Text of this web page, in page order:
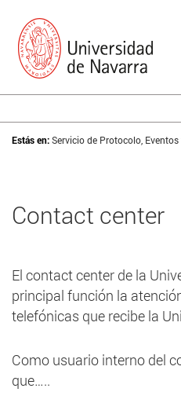
Estás en:Servicio de Protocolo,
Contact center
El contact center de la
principal función la
telefónicas que recibe la
Como usuario interno del
que…..